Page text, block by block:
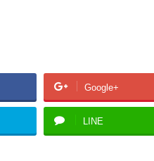
Google+
LINE